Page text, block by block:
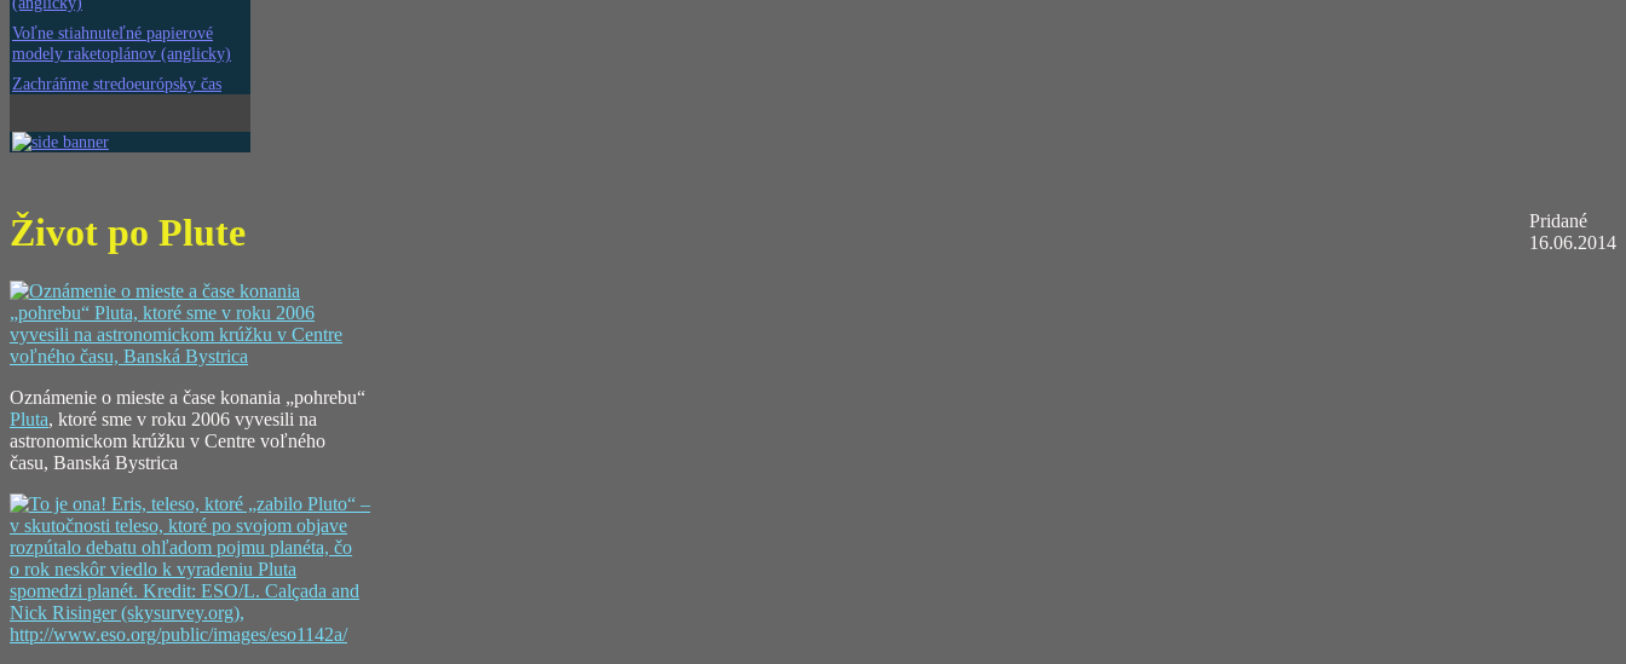
Voľne stiahnuteľné papierové
modely raketoplánov (anglicky)
Zachráňme stredoeurópsky čas
Pridané
16.06.2014
Život po Plute
Oznámenie o mieste a čase konania „pohrebu“
Pluta, ktoré sme v roku 2006 vyvesili na
astronomickom krúžku v Centre voľného
času, Banská Bystrica